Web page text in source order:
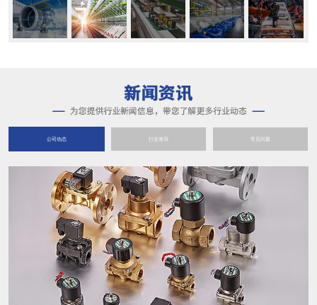
公司动态 行业资讯 常见问题